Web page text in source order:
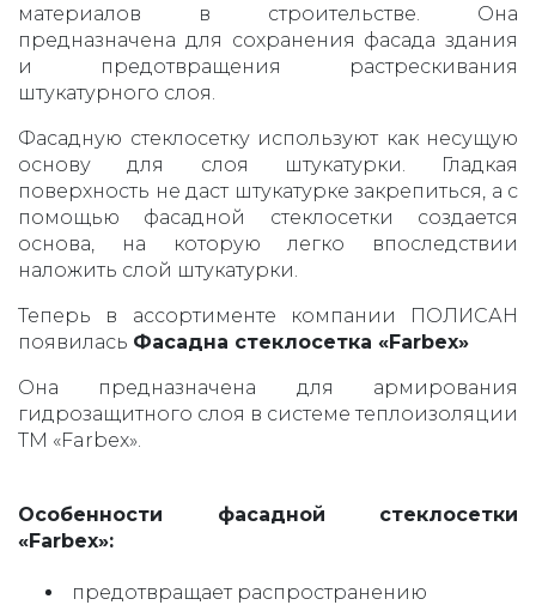
материалов в строительстве. Она
предназначена для сохранения фасада здания
и предотвращения растрескивания
штукатурного слоя.
Фасадную стеклосетку используют как несущую
основу для слоя штукатурки. Гладкая
поверхность не даст штукатурке закрепиться, а с
помощью фасадной стеклосетки создается
основа, на которую легко впоследствии
наложить слой штукатурки.
Теперь в ассортименте компании ПОЛИСАН
появилась Фасадна стеклосетка «Farbex»
Она предназначена для армирования
гидрозащитного слоя в системе теплоизоляции
ТМ «Farbex».
Особенности фасадной стеклосетки
«Farbex»:
предотвращает распространению